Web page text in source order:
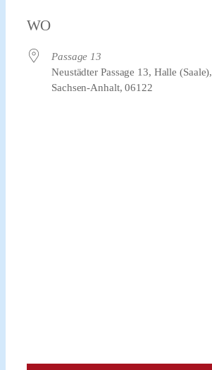
WO
Passage 13
Neustädter Passage 13, Halle (Saale),
Sachsen-Anhalt, 06122